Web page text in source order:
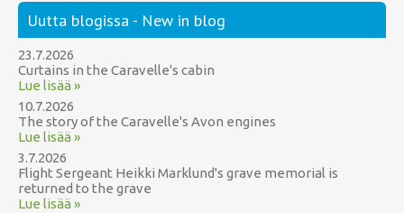
Uutta blogissa - New in blog
23.7.2026
Curtains in the Caravelle's cabin
Lue lisää »
10.7.2026
The story of the Caravelle's Avon engines
Lue lisää »
3.7.2026
Flight Sergeant Heikki Marklund's grave memorial is
returned to the grave
Lue lisää »